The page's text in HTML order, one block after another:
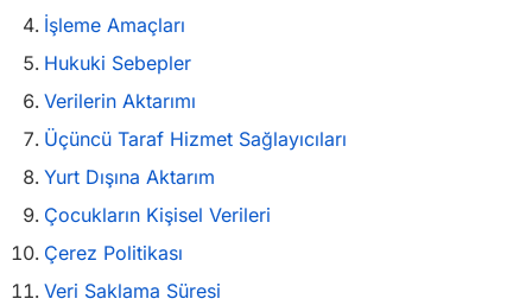
İşleme Amaçları
Hukuki Sebepler
Verilerin Aktarımı
Üçüncü Taraf Hizmet Sağlayıcıları
Yurt Dışına Aktarım
Çocukların Kişisel Verileri
Çerez Politikası
Veri Saklama Süresi